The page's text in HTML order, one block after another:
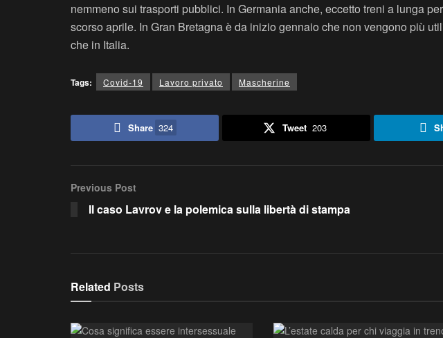
nemmeno sui trasporti pubblici. In Germania anche, eccetto treni a lunga
scorso aprile. In Gran Bretagna è da inizio gennaio che non vengono più
che in Italia.
Tags: Covid-19 Lavoro privato Mascherine
Share 324 Tweet 203
Previous Post
Il caso Lavrov e la polemica sulla libertà di stampa
Related Posts